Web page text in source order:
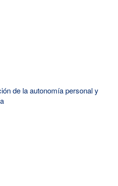
de la autonomía personal y